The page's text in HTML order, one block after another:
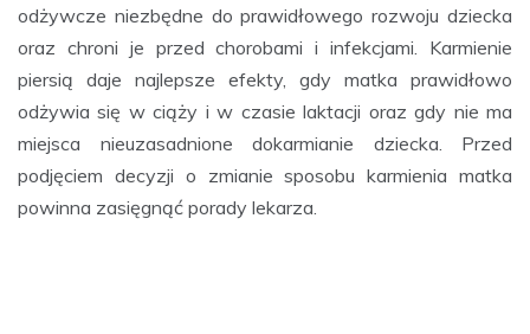
odżywcze niezbędne do prawidłowego rozwoju dziecka
oraz chroni je przed chorobami i infekcjami. Karmienie
piersią daje najlepsze efekty, gdy matka prawidłowo
odżywia się w ciąży i w czasie laktacji oraz gdy nie ma
miejsca nieuzasadnione dokarmianie dziecka. Przed
podjęciem decyzji o zmianie sposobu karmienia matka
powinna zasięgnąć porady lekarza.